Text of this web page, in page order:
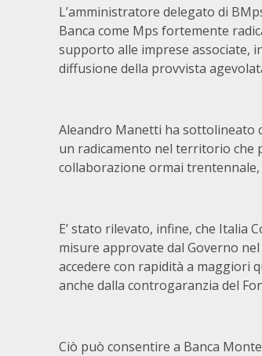
L’amministratore delegato di
Banca come Mps fortemente
supporto alle imprese associate,
diffusione della provvista
Aleandro Manetti ha sottolineato
un radicamento nel territorio che
collaborazione ormai trentennale,
E’ stato rilevato, infine, che Italia
misure approvate dal Governo
accedere con rapidità a maggiori
anche dalla controgaranzia del
Ciò può consentire a Banca